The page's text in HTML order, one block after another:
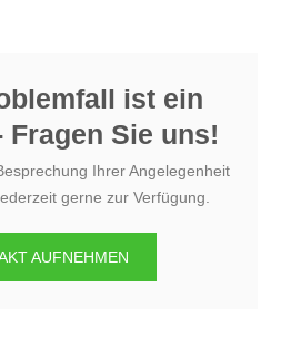
ist ein
Fragen Sie uns!
Ihrer Angelegenheit
gerne zur Verfügung.
AUFNEHMEN